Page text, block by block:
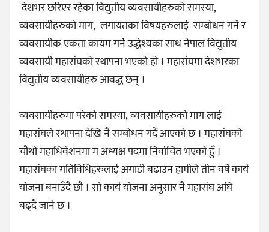
देशभर छरिएर रहेका विद्युतीय व्यवसायीहरुको समस्या,
व्यवसायीहरुको माग, लगायतका विषयहरुलाई सम्बोधन गर्ने र
व्यवसायीक एकता कायम गर्ने उद्धेश्यका साथ नेपाल विद्युतीय
व्यवसायी महासंघको स्थापना भएको हो । महासंघमा देशभरका
विद्युतीय व्यवसायीहरु आवद्ध छन् ।
व्यवसायीहरुमा परेको समस्या, व्यवसायीहरुको माग लाई
महासंघले स्थापना देखि नै सम्बोधन गर्दै आएको छ । महासंघको
चौथो महाधिवेशनमा म अध्यक्ष पदमा निर्वाचित भएको हुँ ।
महासंघका गतिविधिहरुलाई अगाडी बढाउन हामीले तीन वर्षे कार्य
योजना बनाउँदै छौ । सो कार्य योजना अनुसार नै महासंघ अघि
बढ्दै जाने छ ।